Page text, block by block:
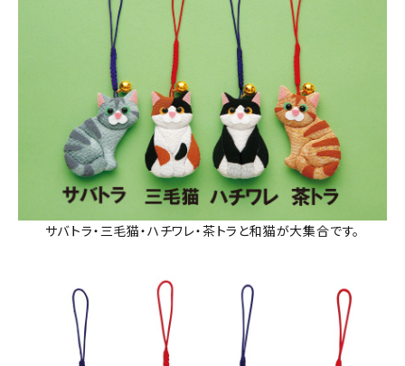
サバトラ・三毛猫・ハチワレ・茶トラと和猫が大集合です。